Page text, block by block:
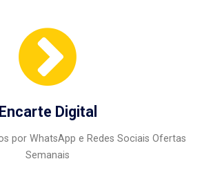
Encarte Digital
por WhatsApp e Redes Sociais Ofertas
Semanais